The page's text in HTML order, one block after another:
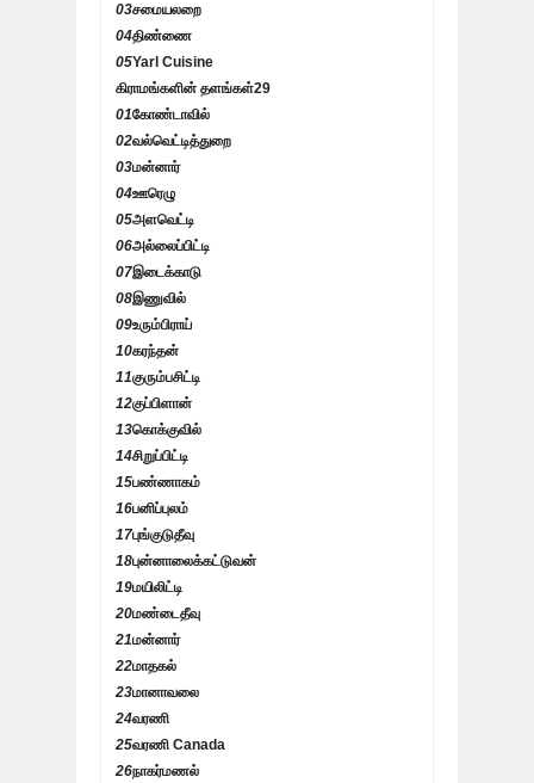
03சமையலறை
04திண்ணை
05Yarl Cuisine
கிராமங்களின் தளங்கள்29
01கோண்டாவில்
02வல்வெட்டித்துறை
03மன்னார்
04ஊரெழு
05அளவெட்டி
06அல்லைப்பிட்டி
07இடைக்காடு
08இணுவில்
09உரும்பிராய்
10கரந்தன்
11குரும்பசிட்டி
12குப்பிளான்
13கொக்குவில்
14சிறுப்பிட்டி
15பண்ணாகம்
16பனிப்புலம்
17புங்குடுதீவு
18புன்னாலைக்கட்டுவன்
19மயிலிட்டி
20மண்டைதீவு
21மன்னார்
22மாதகல்
23மானாவலை
24வரணி
25வரணி Canada
26நாகர்மணல்